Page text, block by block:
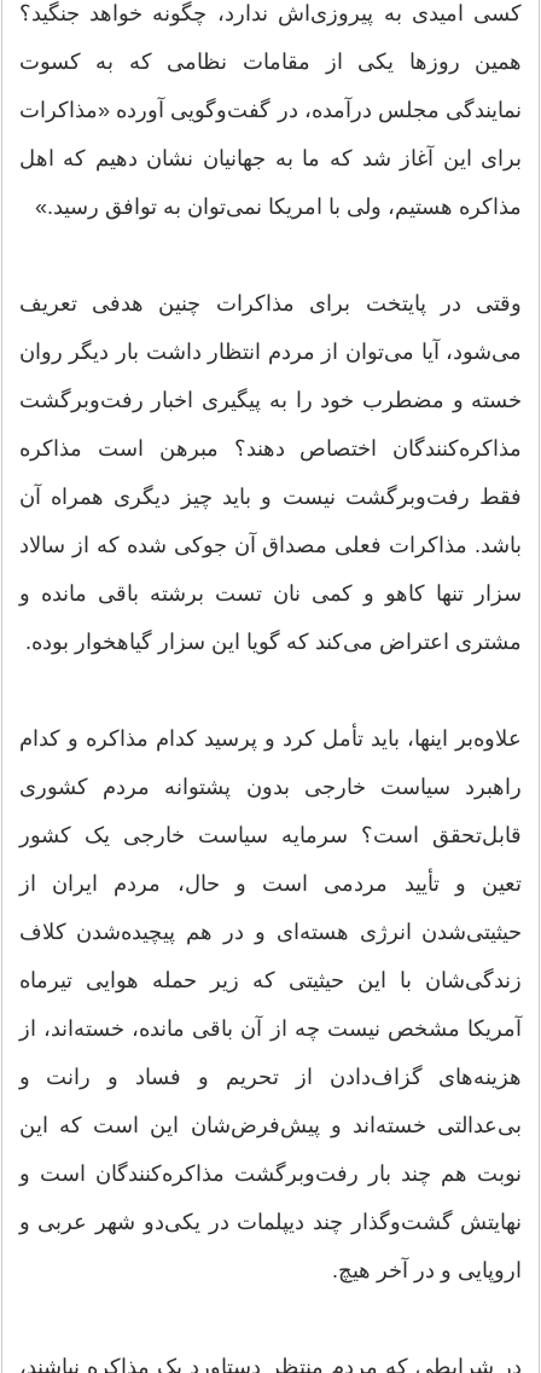
کسی امیدی به پیروزی‌اش ندارد، چگونه خواهد‌ جنگید؟
همین روزها یکی از مقامات نظامی که به کسوت
نمایندگی مجلس درآمده، در گفت‌وگویی آورده «مذاکرات
برای این آغاز شد که ما به جهانیان نشان دهیم که اهل
مذاکره هستیم، ولی با امریکا نمی‌توان به توافق رسید.»
وقتی در پایتخت برای مذاکرات چنین هدفی تعریف
می‌شود، آیا می‌توان از مردم انتظار داشت بار دیگر روان
خسته و مضطرب خود را به پیگیری اخبار رفت‌وبرگشت
مذاکره‌کنندگان اختصاص دهند؟ مبرهن است مذاکره
فقط رفت‌وبرگشت نیست و باید چیز دیگری همراه آن
باشد. مذاکرات فعلی مصداق آن جوکی شده که از سالاد
سزار تنها کاهو و کمی نان تست برشته باقی مانده و
مشتری اعتراض می‌کند که گویا این سزار گیاهخوار بوده.
علاوه‌بر اینها، باید تأمل کرد و پرسید کدام مذاکره و کدام
راهبرد سیاست خارجی بدون پشتوانه مردم کشوری
قابل‌تحقق است؟ سرمایه سیاست خارجی یک کشور
تعین و تأیید مردمی است و حال، مردم ایران از
حیثیتی‌شدن انرژی هسته‌ای و در هم پیچیده‌شدن کلاف
زندگی‌شان با این حیثیتی که زیر حمله هوایی تیرماه
آمریکا مشخص نیست چه از آن باقی مانده، خسته‌اند، از
هزینه‌های گزاف‌دادن از تحریم و فساد و رانت و
بی‌عدالتی خسته‌اند و پیش‌فرض‌شان این است که این
نوبت هم چند بار رفت‌وبرگشت مذاکره‌کنندگان است و
نهایتش گشت‌وگذار چند دیپلمات در یکی‌دو شهر عربی و
اروپایی و در آخر هیچ.
در شرایطی که مردم منتظر دستاورد یک مذاکره نباشند،